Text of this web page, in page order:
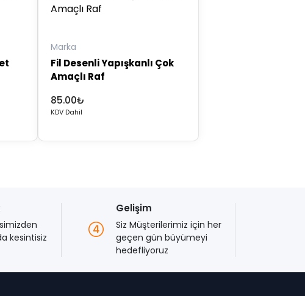
Marka
Fil Desenli Yapışkanlı Çok
Amaçlı Raf
85.00₺
KDV Dahil
kesintisiz
Gelişim
Siz Müşterilerimiz için her
geçen gün büyümeyi
hedefliyoruz